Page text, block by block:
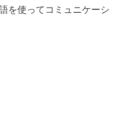
を使ってコミュニケーシ